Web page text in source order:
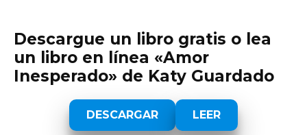
Descargue un libro gratis o lea
un libro en línea «Amor
Inesperado» de Katy Guardado
DESCARGAR LEER